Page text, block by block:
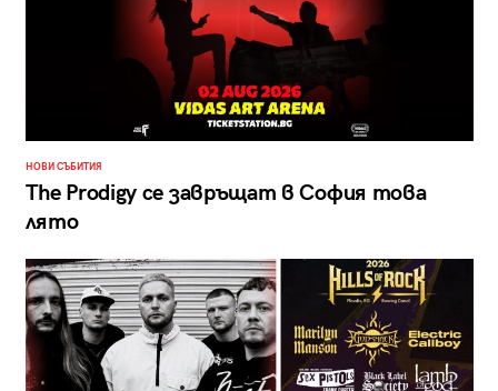
НОВИ СЪБИТИЯ
The Prodigy се завръщат в София това
лято